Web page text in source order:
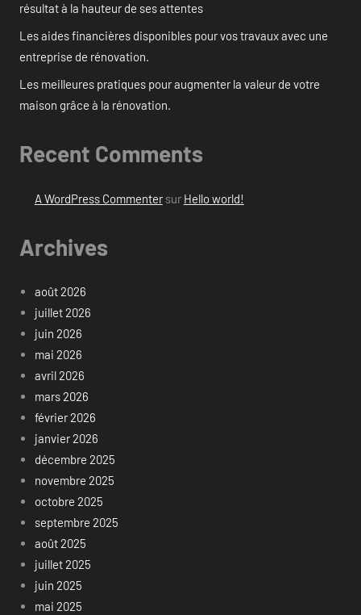
résultat à la hauteur de ses attentes
Les aides financières disponibles pour vos travaux avec une
entreprise de rénovation.
Les meilleures pratiques pour augmenter la valeur de votre
maison grâce à la rénovation.
Recent Comments
A WordPress Commentersur Hello world!
Archives
août 2026
juillet 2026
juin 2026
mai 2026
avril 2026
mars 2026
février 2026
janvier 2026
décembre 2025
novembre 2025
octobre 2025
septembre 2025
août 2025
juillet 2025
juin 2025
mai 2025